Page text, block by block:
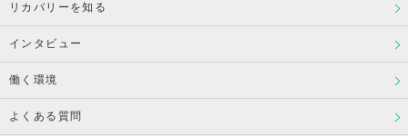
リカバリーを知る
インタビュー
働く環境
よくある質問